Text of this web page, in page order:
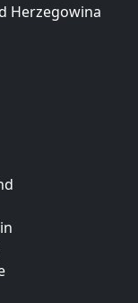
Herzegowina